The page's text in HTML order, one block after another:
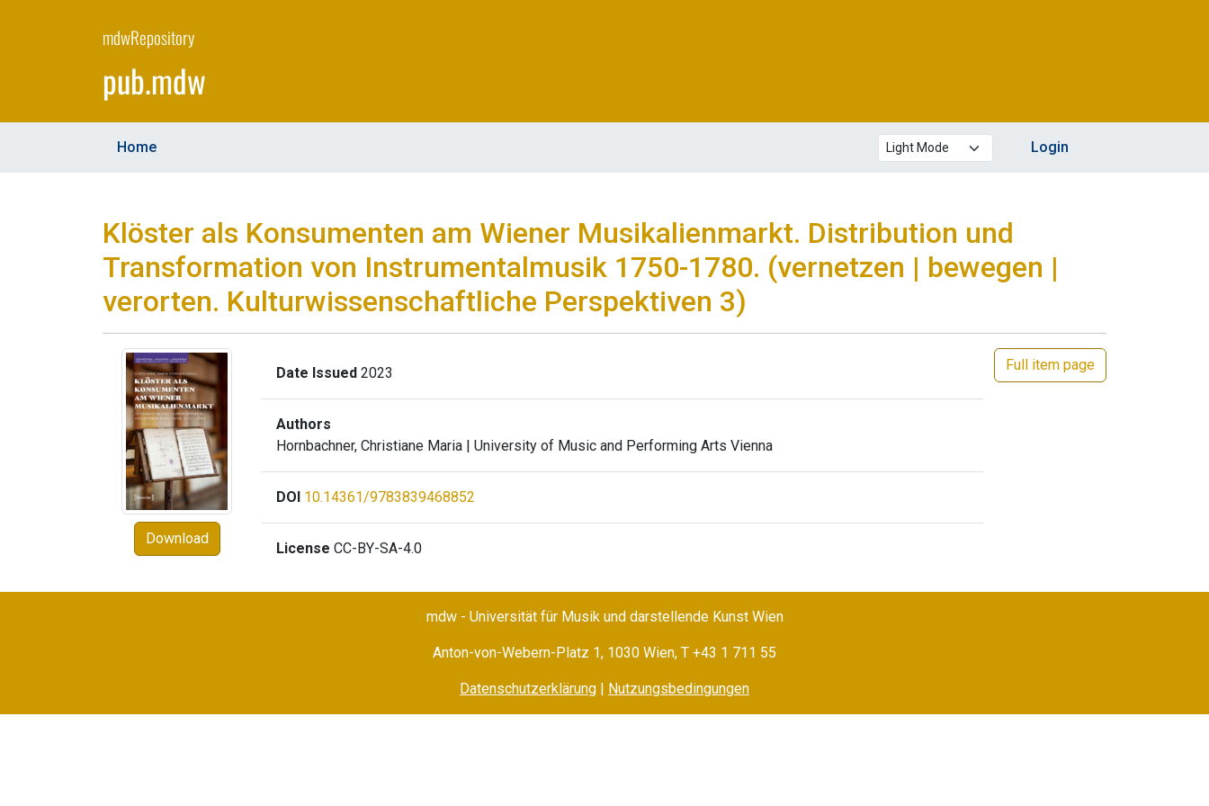
mdwRepository
pub.mdw
Home Theme mode Login
Klöster als Konsumenten am Wiener Musikalienmarkt. Distribution und
Transformation von Instrumentalmusik 1750-1780. (vernetzen | bewegen |
verorten. Kulturwissenschaftliche Perspektiven 3)
Full item page
Download
Date Issued 2023
Authors
Hornbachner, Christiane Maria | University of Music and Performing Arts Vienna
DOI 10.14361/9783839468852
License CC-BY-SA-4.0
mdw - Universität für Musik und darstellende Kunst Wien
Anton-von-Webern-Platz 1, 1030 Wien, T +43 1 711 55
Datenschutzerklärung | Nutzungsbedingungen